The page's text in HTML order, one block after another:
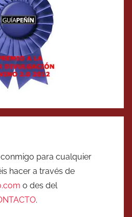
para cualquier
hacer a través de
o des del
.